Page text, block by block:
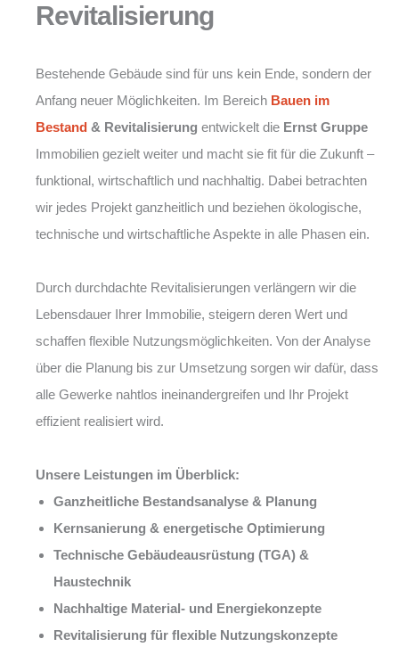
Revitalisierung
Bestehende Gebäude sind für uns kein Ende, sondern der
Anfang neuer Möglichkeiten. Im Bereich Bauen im
Bestand & Revitalisierung entwickelt die Ernst Gruppe
Immobilien gezielt weiter und macht sie fit für die Zukunft –
funktional, wirtschaftlich und nachhaltig. Dabei betrachten
wir jedes Projekt ganzheitlich und beziehen ökologische,
technische und wirtschaftliche Aspekte in alle Phasen ein.
Durch durchdachte Revitalisierungen verlängern wir die
Lebensdauer Ihrer Immobilie, steigern deren Wert und
schaffen flexible Nutzungsmöglichkeiten. Von der Analyse
über die Planung bis zur Umsetzung sorgen wir dafür, dass
alle Gewerke nahtlos ineinandergreifen und Ihr Projekt
effizient realisiert wird.
Unsere Leistungen im Überblick:
Ganzheitliche Bestandsanalyse & Planung
Kernsanierung & energetische Optimierung
Technische Gebäudeausrüstung (TGA) &
Haustechnik
Nachhaltige Material- und Energiekonzepte
Revitalisierung für flexible Nutzungskonzepte